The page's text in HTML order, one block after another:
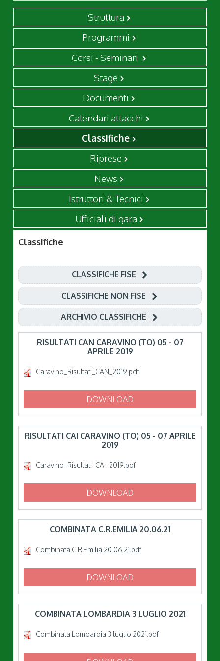
Struttura
Programmi
Corsi - Seminari
Stage
Documenti
Calendari attacchi
Classifiche
Riprese
News
Istruttori & Tecnici
Ufficiali di gara
Classifiche
CLASSIFICHE FISE
CLASSIFICHE NON FISE
ARCHIVIO CLASSIFICHE
RISULTATI CAN CARAVINO (TO) 05 - 07
APRILE 2019
Caravino_Risultati_CAN_2019.pdf
DOWNLOAD
RISULTATI CAI CARAVINO (TO) 05 - 07 APRILE
2019
Caravino_Risultati_CAI_2019.pdf
DOWNLOAD
COMBINATA C.R.EMILIA 20.06.21
Combinata C.R.Emilia 20.06.21.pdf
DOWNLOAD
COMBINATA LOMBARDIA 3 LUGLIO 2021
Combinata Lombardia 3 luglio 2021.pdf